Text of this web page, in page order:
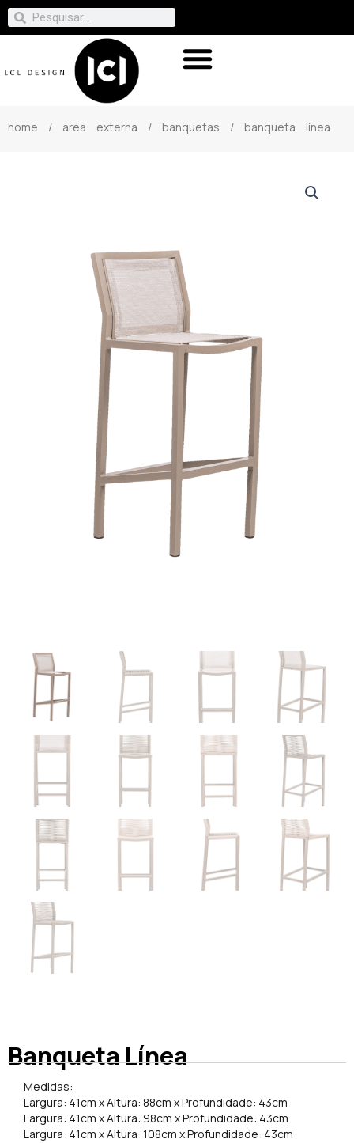
home / área externa / banquetas / banqueta línea
Banqueta Línea
Medidas:
Largura: 41cm x Altura: 88cm x Profundidade: 43cm
Largura: 41cm x Altura: 98cm x Profundidade: 43cm
Largura: 41cm x Altura: 108cm x Profundidade: 43cm